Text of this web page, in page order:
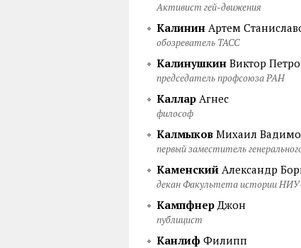
Активист гей-движения
Калинин Артем
обозреватель ТАСС
Калинушкин Виктор
председатель профсоюза РАН
Каллар Агнес
философ
Калмыков Михаил
первый заместитель
Каменский Александр
декан Факультета истории
КампфнерДжон
публицист
Канлиф Филипп